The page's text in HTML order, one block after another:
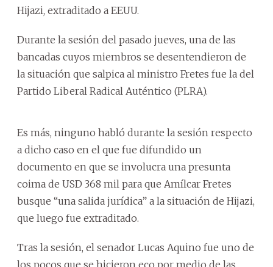
Hijazi, extraditado a EEUU.
Durante la sesión del pasado jueves, una de las
bancadas cuyos miembros se desentendieron de
la situación que salpica al ministro Fretes fue la del
Partido Liberal Radical Auténtico (PLRA).
Es más, ninguno habló durante la sesión respecto
a dicho caso en el que fue difundido un
documento en que se involucra una presunta
coima de USD 368 mil para que Amílcar Fretes
busque “una salida jurídica” a la situación de Hijazi,
que luego fue extraditado.
Tras la sesión, el senador Lucas Aquino fue uno de
los pocos que se hicieron eco por medio de las